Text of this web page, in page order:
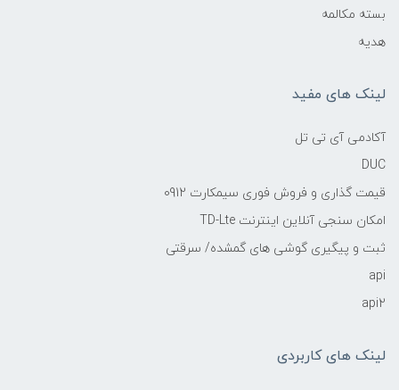
بسته مکالمه
هدیه
لینک های مفید
آکادمی آی تی تل
DUC
قیمت گذاری و فروش فوری سیمکارت 0912
امکان سنجی آنلاین اینترنت TD-Lte
ثبت و پیگیری گوشی های گمشده/ سرقتی
api
api2
لینک های کاربردی